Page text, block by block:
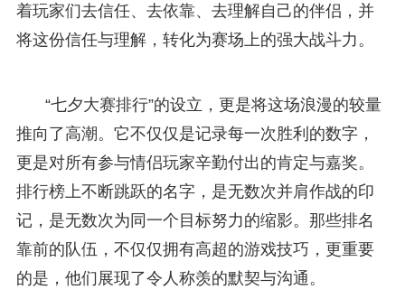
着玩家们去信任、去依靠、去理解自己的伴侣，并
将这份信任与理解，转化为赛场上的强大战斗力。
“七夕大赛排行”的设立，更是将这场浪漫的较量
推向了高潮。它不仅仅是记录每一次胜利的数字，
更是对所有参与情侣玩家辛勤付出的肯定与嘉奖。
排行榜上不断跳跃的名字，是无数次并肩作战的印
记，是无数次为同一个目标努力的缩影。那些排名
靠前的队伍，不仅仅拥有高超的游戏技巧，更重要
的是，他们展现了令人称羡的默契与沟通。